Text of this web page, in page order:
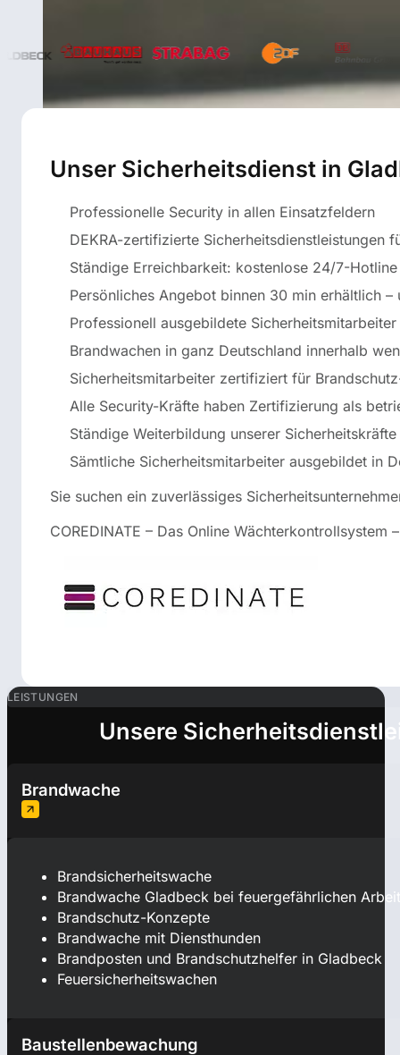
Unser Sicherheitsdienst in
Professionelle Security in allen Einsatzfeldern
DEKRA-zertifizierte Sicherheitsdienstleistungen
Ständige Erreichbarkeit: kostenlose 24/7-Hotline
Persönliches Angebot binnen 30 min erhältlich
Professionell ausgebildete
Brandwachen in ganz Deutschland innerhalb
Sicherheitsmitarbeiter zertifiziert für
Alle Security-Kräfte haben Zertifizierung als
Ständige Weiterbildung unserer Sicherheitskräfte
Sämtliche Sicherheitsmitarbeiter ausgebildet in
Sie suchen ein zuverlässiges
COREDINATE – Das Online
LEISTUNGEN
Unsere
Brandwache
Brandsicherheitswache
Brandwache Gladbeck bei feuergefährlichen
Brandschutz-Konzepte
Brandwache mit Diensthunden
Brandposten und Brandschutzhelfer in Gladbeck
Feuersicherheitswachen
Baustellenbewachung